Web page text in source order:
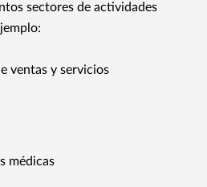
sectores de actividades
ventas y servicios
médicas